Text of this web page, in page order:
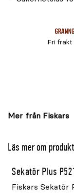
Fri frakt
Mer från Fiskars
Läs mer om
Sekatör Plus
Fiskars Sekatör